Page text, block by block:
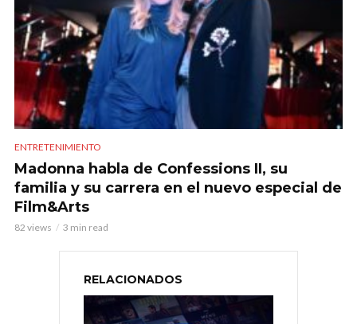
ENTRETENIMIENTO
Madonna habla de Confessions II, su
familia y su carrera en el nuevo especial de
Film&Arts
82 views 3 min read
RELACIONADOS